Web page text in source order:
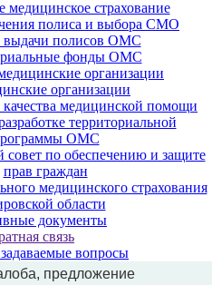
медицинское страхование
полиса и выбора СМО
полисов ОМС
фонды ОМС
организации
организации
качества медицинской помощи
территориальной
ОМС
по обеспечению и защите
прав граждан
медицинского страхования
области
документы
связь
вопросы
предложение